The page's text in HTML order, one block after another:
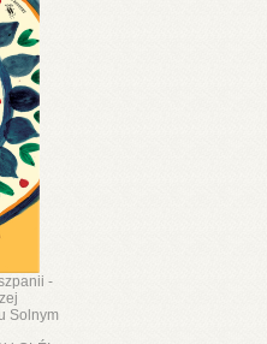
-
Solnym